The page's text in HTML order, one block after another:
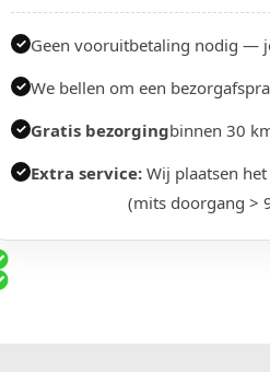
✓ Geen vooruitbetaling nodig —
✓ We bellen om een
✓ Gratis bezorgingbinnen 30
✓ Extra service: Wij plaatsen
(mits doorgang >